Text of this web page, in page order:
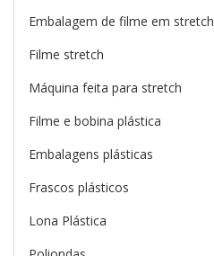
Embalagem de filme em stretch
Filme stretch
Máquina feita para stretch
Filme e bobina plástica
Embalagens plásticas
Frascos plásticos
Lona Plástica